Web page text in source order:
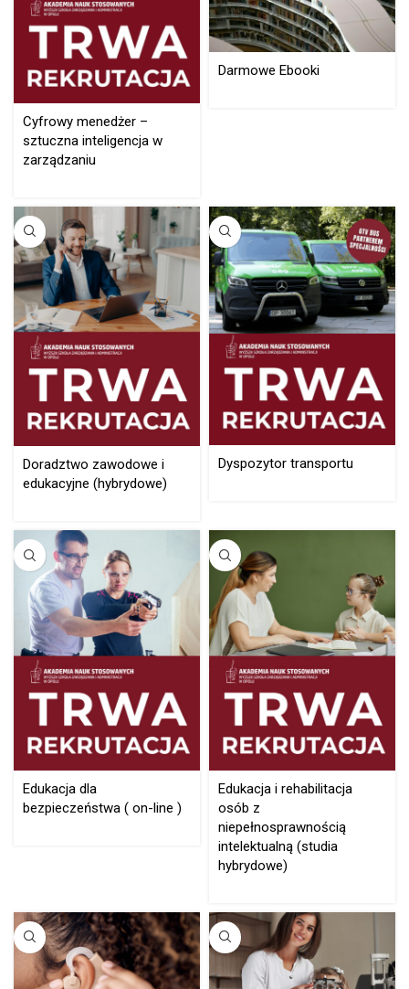
Cyfrowy menedżer –
sztuczna inteligencja w
zarządzaniu
Darmowe Ebooki
Doradztwo zawodowe i
edukacyjne (hybrydowe)
Dyspozytor transportu
Edukacja dla
bezpieczeństwa ( on-line )
Edukacja i rehabilitacja
osób z
niepełnosprawnością
intelektualną (studia
hybrydowe)